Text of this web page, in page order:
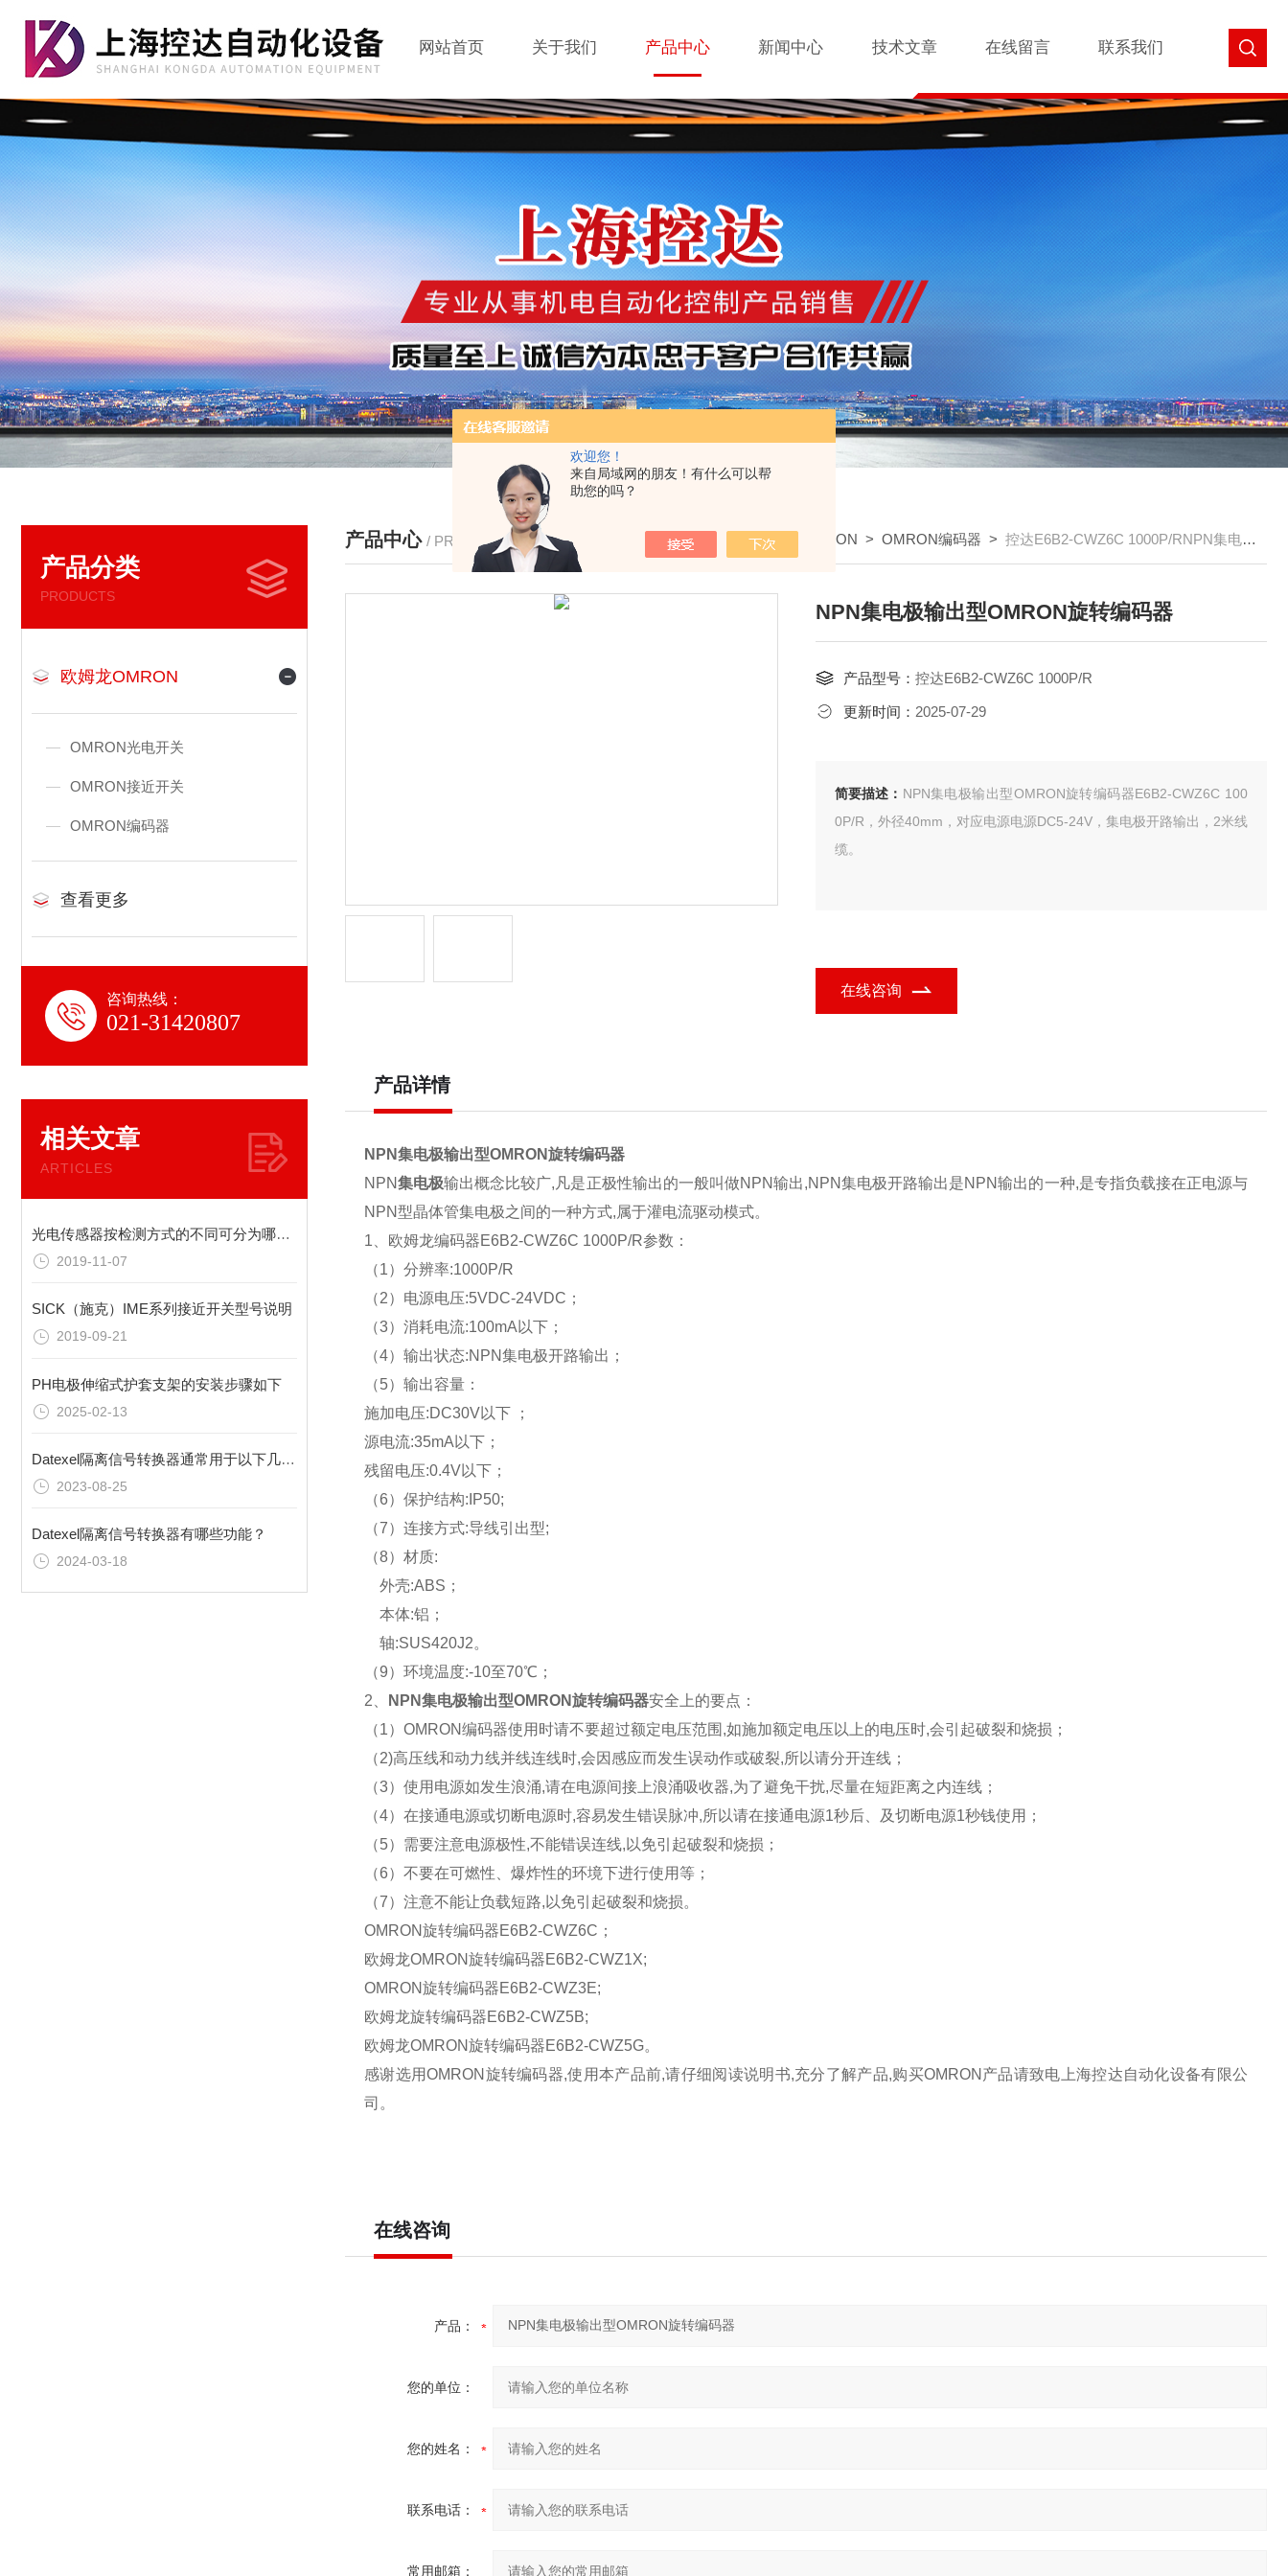
欢迎您！
来自局域网的朋友！有什么可以帮
助您的吗？
网站首页 关于我们 产品中心 新闻中心 技术文章 在线留言 联系我们
产品分类
PRODUCTS
欧姆龙OMRON
OMRON光电开关
OMRON接近开关
OMRON编码器
查看更多
咨询热线：
021-31420807
相关文章
ARTICLES
光电传感器按检测方式的不同可分为哪大分类
2019-11-07
SICK（施克）IME系列接近开关型号说明
2019-09-21
PH电极伸缩式护套支架的安装步骤如下
2025-02-13
Datexel隔离信号转换器通常用于以下几个方面
2023-08-25
Datexel隔离信号转换器有哪些功能？
2024-03-18
产品中心 / PRODUCTS 我的位置： >产品中心 >欧姆龙OMRON >OMRON编码器 >控达E6B2-CWZ6C 1000P/RNPN集电极输出型OMRON旋转编码器
NPN集电极输出型OMRON旋转编码器
产品型号： 控达E6B2-CWZ6C 1000P/R
更新时间： 2025-07-29
简要描述： NPN集电极输出型OMRON旋转编码器E6B2-CWZ6C 100
0P/R，外径40mm，对应电源电源DC5-24V，集电极开路输出，2米线
缆。
在线咨询
产品详情
NPN集电极输出型OMRON旋转编码器
NPN集电极输出概念比较广,凡是正极性输出的一般叫做NPN输出,NPN集电极开路输出是NPN输出的一种,是专指负载接在正电源与
NPN型晶体管集电极之间的一种方式,属于灌电流驱动模式。
1、欧姆龙编码器E6B2-CWZ6C 1000P/R参数：
（1）分辨率:1000P/R
（2）电源电压:5VDC-24VDC；
（3） 消耗电流:100mA以下；
（4） 输出状态:NPN集电极开路输出 ；
（5） 输出容量：
施加电压:DC30V以下 ；
源电流:35mA以下；
残留电压:0.4V以下；
（6） 保护结构:IP50;
（7） 连接方式:导线引出型;
（8） 材质:
外壳:ABS；
本体:铝；
轴:SUS420J2。
（9） 环境温度:-10至70℃；
2、
NPN集电极输出型OMRON旋转编码器安全上的要点：
（1）OMRON编码器使用时请不要超过额定电压范围,如施加额定电压以上的电压时,会引起破裂和烧损；
（2)高压线和动力线并线连线时,会因感应而发生误动作或破裂,所以请分开连线；
（3）使用电源如发生浪涌,请在电源间接上浪涌吸收器,为了避免干扰,尽量在短距离之内连线；
（4）在接通电源或切断电源时,容易发生错误脉冲,所以请在接通电源1秒后、及切断电源1秒钱使用；
（5）需要注意电源极性,不能错误连线,以免引起破裂和烧损；
（6）不要在可燃性、爆炸性的环境下进行使用等；
（7）注意不能让负载短路,以免引起破裂和烧损。
OMRON旋转编码器E6B2-CWZ6C；
欧姆龙OMRON旋转编码器E6B2-CWZ1X;
OMRON旋转编码器E6B2-CWZ3E;
欧姆龙旋转编码器E6B2-CWZ5B;
欧姆龙OMRON旋转编码器E6B2-CWZ5G。
感谢选用OMRON旋转编码器,使用本产品前,请仔细阅读说明书,充分了解产品,购买OMRON产品请致电上海控达自动化设备有限公
司。
在线咨询
产品：
您的单位：
您的姓名：
联系电话：
常用邮箱：